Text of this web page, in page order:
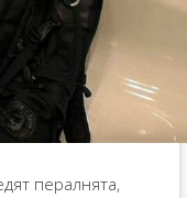
пералнята,